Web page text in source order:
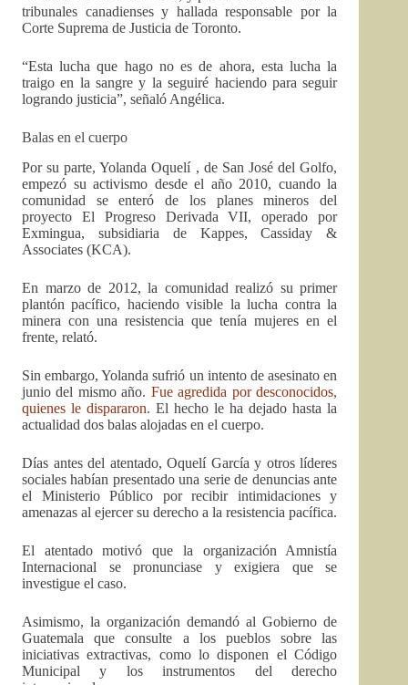
tribunales canadienses y hallada responsable por la
Corte Suprema de Justicia de Toronto.
“Esta lucha que hago no es de ahora, esta lucha la
traigo en la sangre y la seguiré haciendo para seguir
logrando justicia”, señaló Angélica.
Balas en el cuerpo
Por su parte, Yolanda Oquelí , de San José del Golfo,
empezó su activismo desde el año 2010, cuando la
comunidad se enteró de los planes mineros del
proyecto El Progreso Derivada VII, operado por
Exmingua, subsidiaria de Kappes, Cassiday &
Associates (KCA).
En marzo de 2012, la comunidad realizó su primer
plantón pacífico, haciendo visible la lucha contra la
minera con una resistencia que tenía mujeres en el
frente, relató.
Sin embargo, Yolanda sufrió un intento de asesinato en
junio del mismo año. Fue agredida por desconocidos,
quienes le dispararon. El hecho le ha dejado hasta la
actualidad dos balas alojadas en el cuerpo.
Días antes del atentado, Oquelí García y otros líderes
sociales habían presentado una serie de denuncias ante
el Ministerio Público por recibir intimidaciones y
amenazas al ejercer su derecho a la resistencia pacífica.
El atentado motivó que la organización Amnistía
Internacional se pronunciase y exigiera que se
investigue el caso.
Asimismo, la organización demandó al Gobierno de
Guatemala que consulte a los pueblos sobre las
iniciativas extractivas, como lo disponen el Código
Municipal y los instrumentos del derecho